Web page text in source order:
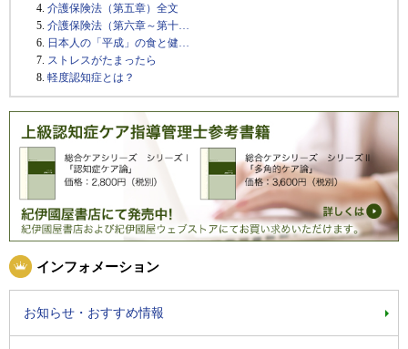
介護保険法（第五章）全文
介護保険法（第六章～第十…
日本人の「平成」の食と健…
ストレスがたまったら
軽度認知症とは？
インフォメーション
お知らせ・おすすめ情報